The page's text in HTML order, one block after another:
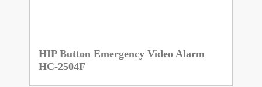
HIP Button Emergency Video Alarm
HC-2504F